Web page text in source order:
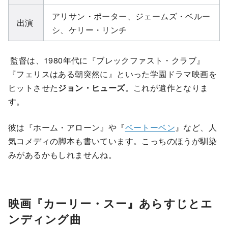
出演
アリサン・ポーター、ジェームズ・ベルー
シ、ケリー・リンチ
監督は、1980年代に『ブレックファスト・クラブ』
『フェリスはある朝突然に』といった学園ドラマ映画を
ヒットさせたジョン・ヒューズ。これが遺作となりま
す。
彼は『ホーム・アローン』や『ベートーベン』など、人
気コメディの脚本も書いています。こっちのほうが馴染
みがあるかもしれませんね。
映画『カーリー・スー』あらすじとエ
ンディング曲